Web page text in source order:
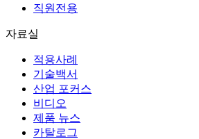
직원전용
자료실
적용사례
기술백서
산업 포커스
비디오
제품 뉴스
카탈로그